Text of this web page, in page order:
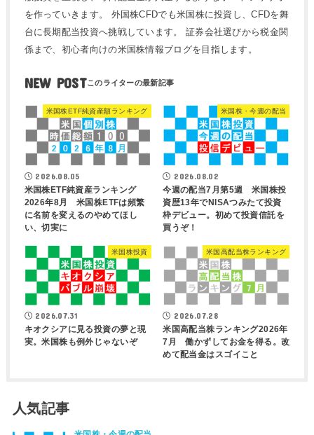
を作っていきます。 外国株CFDでも米国株に投資し、CFDを舞
台に長期配当投資へ挑戦しています。 証券会社選びから税金関
係まで、初心者向けの米国株情報ブログを目指します。
NEW POST
米国株ETF純資産額ランキング
2026.08.05
米国株ETF純資産ランキング
2026年8月 米国株ETFは頻繁
に名前を変えるのやめてほし
い、切実に
米国株・今週の配当
2026.08.02
今週の配当7月第5週 米国株投
資歴13年でNISAつみたて投資
枠デビュー。初めて投資信託を
買うぞ！
米国株投資
2026.07.31
キオクシアに見る投資の夢と現
実。米国株も例外じゃないぞ
米国高配当株ランキング
2026.07.28
米国高配当株ランキング2026年
7月 働かずしてお金を得る。改
めて配当金はスゴイこと
人気記事